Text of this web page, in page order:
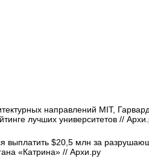
направлений MIT,
лучших университетов //
выплатить $20,5 млн за
«Катрина» // Архи.ру